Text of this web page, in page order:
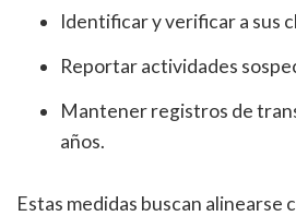
Identificar y verificar a sus
Reportar actividades
Mantener registros de
años.
Estas medidas buscan alinearse